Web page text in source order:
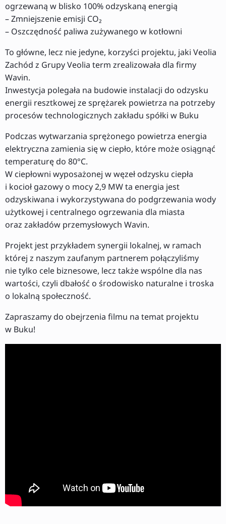
ogrzewaną w blisko 100% odzyskaną energią
– Zmniejszenie emisji CO₂
– Oszczędność paliwa zużywanego w kotłowni
To główne, lecz nie jedyne, korzyści projektu, jaki Veolia
Zachód z Grupy Veolia term zrealizowała dla firmy
Wavin.
Inwestycja polegała na budowie instalacji do odzysku
energii resztkowej ze sprężarek powietrza na potrzeby
procesów technologicznych zakładu spółki w Buku
Podczas wytwarzania sprężonego powietrza energia
elektryczna zamienia się w ciepło, które może osiągnąć
temperaturę do 80°C.
W ciepłowni wyposażonej w węzeł odzysku ciepła
i kocioł gazowy o mocy 2,9 MW ta energia jest
odzyskiwana i wykorzystywana do podgrzewania wody
użytkowej i centralnego ogrzewania dla miasta
oraz zakładów przemysłowych Wavin.
Projekt jest przykładem synergii lokalnej, w ramach
której z naszym zaufanym partnerem połączyliśmy
nie tylko cele biznesowe, lecz także wspólne dla nas
wartości, czyli dbałość o środowisko naturalne i troska
o lokalną społeczność.
Zapraszamy do obejrzenia filmu na temat projektu
w Buku!